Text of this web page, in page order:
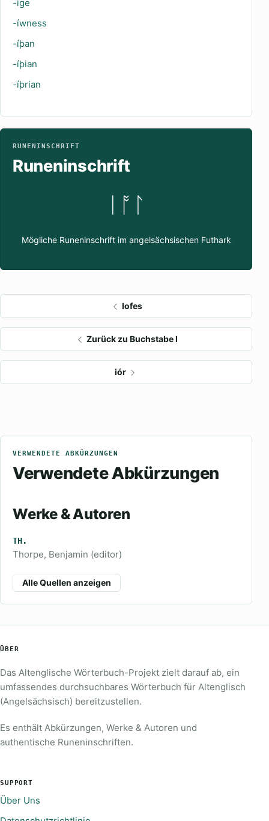
-íge
-íwness
-íþan
-íþian
-íþrian
RUNENINSCHRIFT
Runeninschrift
ᛁᚩᛚ
Mögliche Runeninschrift im angelsächsischen Futhark
Iofes
Zurück zu Buchstabe I
iór
VERWENDETE ABKÜRZUNGEN
Verwendete Abkürzungen
Werke & Autoren
TH.
Thorpe, Benjamin (editor)
Alle Quellen anzeigen
ÜBER
Das Altenglische Wörterbuch-Projekt zielt darauf ab, ein
umfassendes durchsuchbares Wörterbuch für Altenglisch
(Angelsächsisch) bereitzustellen.
Es enthält Abkürzungen, Werke & Autoren und
authentische Runeninschriften.
SUPPORT
Über Uns